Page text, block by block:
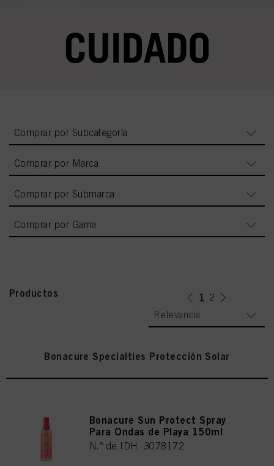
Comprar por Subcategoría
Comprar por Marca
Comprar por Submarca
Comprar por Gama
Productos 1 (current)
2
Relevancia
Bonacure Specialties Protección Solar
Bonacure Sun Protect Spray
Para Ondas de Playa 150ml
N.º de IDH 3078172